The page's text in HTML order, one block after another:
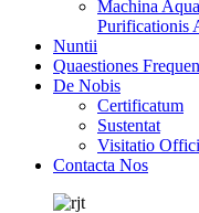
Machina
Purificationis
Nuntii
Quaestiones
De Nobis
Certificatum
Sustentat
Visitatio
Contacta Nos